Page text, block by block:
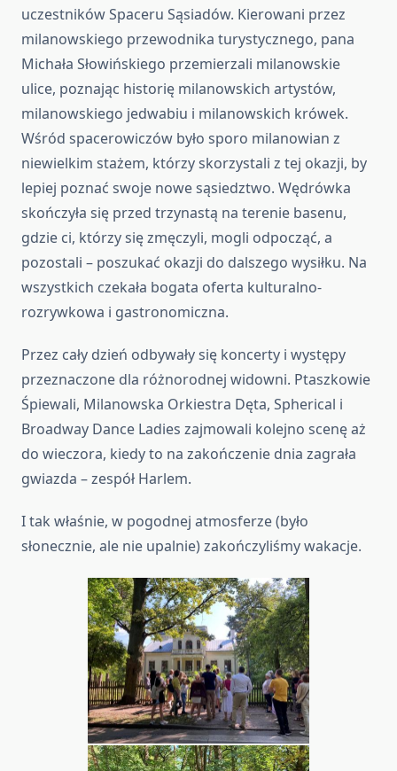
uczestników Spaceru Sąsiadów. Kierowani przez
milanowskiego przewodnika turystycznego, pana
Michała Słowińskiego przemierzali milanowskie
ulice, poznając historię milanowskich artystów,
milanowskiego jedwabiu i milanowskich krówek.
Wśród spacerowiczów było sporo milanowian z
niewielkim stażem, którzy skorzystali z tej okazji, by
lepiej poznać swoje nowe sąsiedztwo. Wędrówka
skończyła się przed trzynastą na terenie basenu,
gdzie ci, którzy się zmęczyli, mogli odpocząć, a
pozostali – poszukać okazji do dalszego wysiłku. Na
wszystkich czekała bogata oferta kulturalno-
rozrywkowa i gastronomiczna.
Przez cały dzień odbywały się koncerty i występy
przeznaczone dla różnorodnej widowni. Ptaszkowie
Śpiewali, Milanowska Orkiestra Dęta, Spherical i
Broadway Dance Ladies zajmowali kolejno scenę aż
do wieczora, kiedy to na zakończenie dnia zagrała
gwiazda – zespół Harlem.
I tak właśnie, w pogodnej atmosferze (było
słonecznie, ale nie upalnie) zakończyliśmy wakacje.